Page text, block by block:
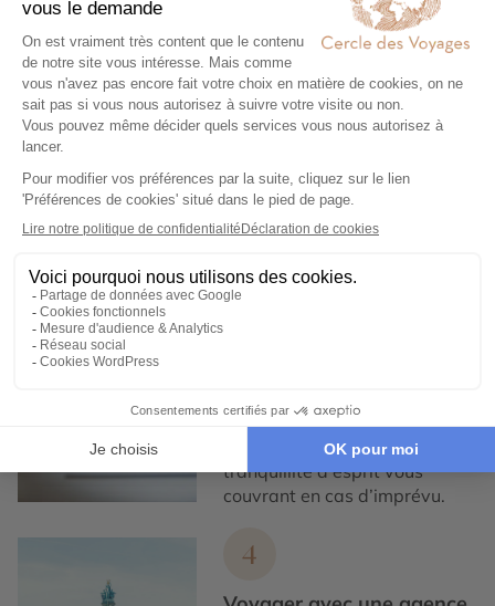
Engagement local et
responsabilité sociale
Nous collaborons
exclusivement avec des
partenaires locaux de
responsable, éthique,
authentique et de qualité.
7/7 et nos assurances
Premium vous offrent une
tranquillité d'esprit vous
couvrant en cas d’imprévu.
4